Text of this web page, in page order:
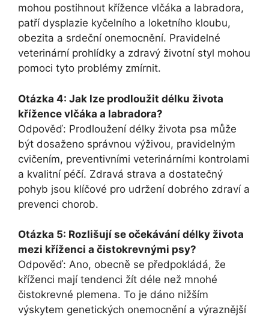
mohou postihnout křížence vlčáka a labradora,
patří dysplazie kyčelního a loketního kloubu,
obezita a srdeční onemocnění. Pravidelné
veterinární prohlídky a zdravý životní styl mohou
pomoci tyto problémy zmírnit.
Otázka 4: Jak lze prodloužit délku života
křížence vlčáka a labradora?
Odpověď: Prodloužení délky života psa může
být dosaženo správnou výživou, pravidelným
cvičením, preventivními veterinárními kontrolami
a kvalitní péčí. Zdravá strava a dostatečný
pohyb jsou klíčové pro udržení dobrého zdraví a
prevenci chorob.
Otázka 5: Rozlišují se očekávání délky života
mezi kříženci a čistokrevnými psy?
Odpověď: Ano, obecně se předpokládá, že
kříženci mají tendenci žít déle než mnohé
čistokrevné plemena. To je dáno nižším
výskytem genetických onemocnění a výraznější